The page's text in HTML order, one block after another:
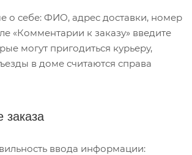
о себе: ФИО, адрес доставки, номер
«Комментарии к заказу» введите
могут пригодиться курьеру,
в доме считаются справа
ввода информации: